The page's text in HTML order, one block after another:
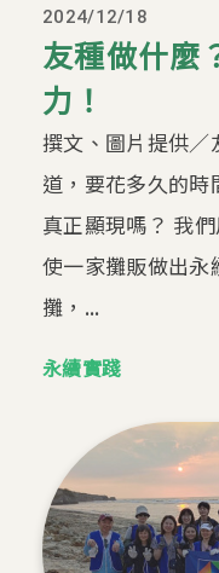
2024/12/18
友種做什麼
力！
撰文、圖片提供／
道，要花多久的
真正顯現嗎？ 我
使一家攤販做出永
攤，...
永續實踐